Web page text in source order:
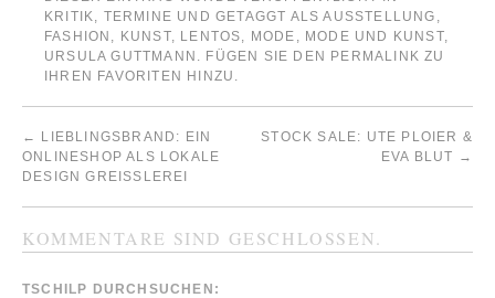
KRITIK
TERMINE UND GETAGGT ALSAUSSTELLUNG
FASHION
KUNST, LENTOS MODE MODE UND KUNST,
URSULA GUTTMANN
. FÜGEN SIE DEN PERMALINK ZU
IHREN FAVORITEN HINZU.
← LIEBLINGSBRAND: EIN
ONLINESHOP ALS LOKALE
DESIGN GREISSLEREI
STOCK SALE: UTE PLOIER &
EVA BLUT →
KOMMENTARE SIND GESCHLOSSEN.
TSCHILP DURCHSUCHEN: